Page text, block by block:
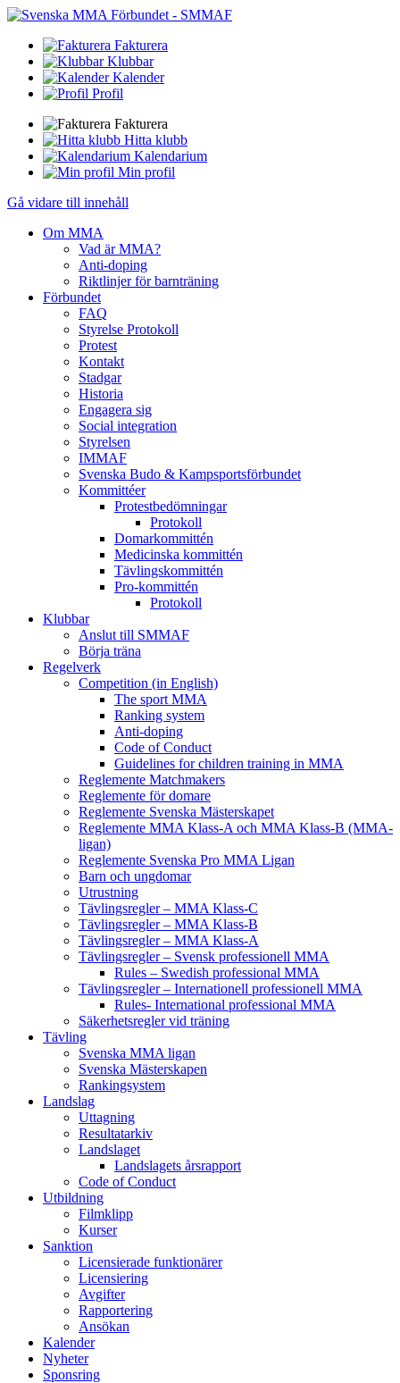
Fakturera
Klubbar
Kalender
Profil
Fakturera
Hitta klubb
Kalendarium
Min profil
Gå vidare till innehåll
Om MMA
Vad är MMA?
Anti-doping
Riktlinjer för barnträning
Förbundet
FAQ
Styrelse Protokoll
Protest
Kontakt
Stadgar
Historia
Engagera sig
Social integration
Styrelsen
IMMAF
Svenska Budo & Kampsportsförbundet
Kommittéer
Protestbedömningar
Protokoll
Domarkommittén
Medicinska kommittén
Tävlingskommittén
Pro-kommittén
Protokoll
Klubbar
Anslut till SMMAF
Börja träna
Regelverk
Competition (in English)
The sport MMA
Ranking system
Anti-doping
Code of Conduct
Guidelines for children training in MMA
Reglemente Matchmakers
Reglemente för domare
Reglemente Svenska Mästerskapet
Reglemente MMA Klass-A och MMA Klass-B (MMA-
ligan)
Reglemente Svenska Pro MMA Ligan
Barn och ungdomar
Utrustning
Tävlingsregler – MMA Klass-C
Tävlingsregler – MMA Klass-B
Tävlingsregler – MMA Klass-A
Tävlingsregler – Svensk professionell MMA
Rules – Swedish professional MMA
Tävlingsregler – Internationell professionell MMA
Rules- International professional MMA
Säkerhetsregler vid träning
Tävling
Svenska MMA ligan
Svenska Mästerskapen
Rankingsystem
Landslag
Uttagning
Resultatarkiv
Landslaget
Landslagets årsrapport
Code of Conduct
Utbildning
Filmklipp
Kurser
Sanktion
Licensierade funktionärer
Licensiering
Avgifter
Rapportering
Ansökan
Kalender
Nyheter
Sponsring